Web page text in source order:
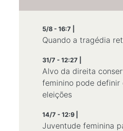
5/8 - 16:7 |
Quando a tragédia
31/7 - 12:27 |
Alvo da direita
feminino pode definir
eleições
14/7 - 12:9 |
Juventude feminina